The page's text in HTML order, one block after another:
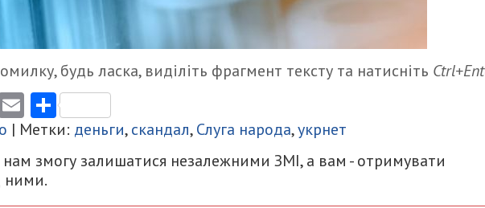
будь ласка, виділіть фрагмент тексту та натисніть
EmailПоділитися
| Метки: деньги,скандал,Слуга народа,укрнет
змогу залишатися незалежними ЗМІ, а вам - отримувати
ними.